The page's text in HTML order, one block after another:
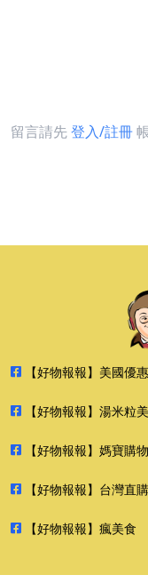
留言請先登入/註冊
【好物報報】美國優
【好物報報】湯米粒
【好物報報】媽寶購
【好物報報】台灣直
【好物報報】瘋美食